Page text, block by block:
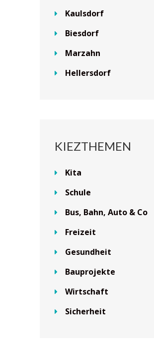
Kaulsdorf
Biesdorf
Marzahn
Hellersdorf
KIEZTHEMEN
Kita
Schule
Bus, Bahn, Auto & Co
Freizeit
Gesundheit
Bauprojekte
Wirtschaft
Sicherheit